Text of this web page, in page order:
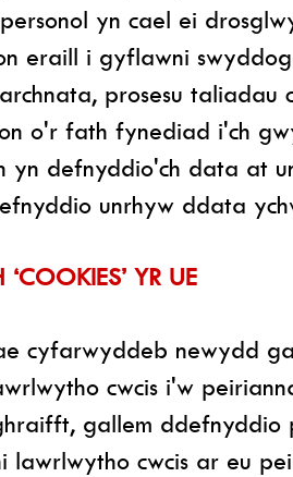
yn cael ei
eraill i gyflawni
prosesu
o'r fath fynediad i'ch
yn defnyddio'ch data at
unrhyw ddata
YR UE
cyfarwyddeb newydd
cwcis i'w
gallem
lawrlwytho cwcis ar eu